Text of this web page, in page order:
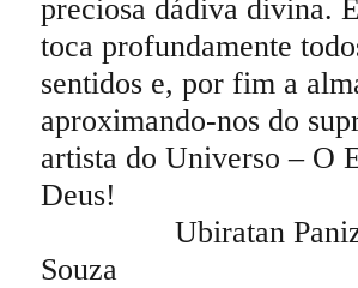
preciosa dádiva divina.
toca profundamente
sentidos e, por fim a
aproximando-nos do
artista do Universo – O
Deus!
Ubiratan
Souza